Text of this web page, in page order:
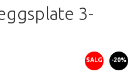
3-
SALG -20%